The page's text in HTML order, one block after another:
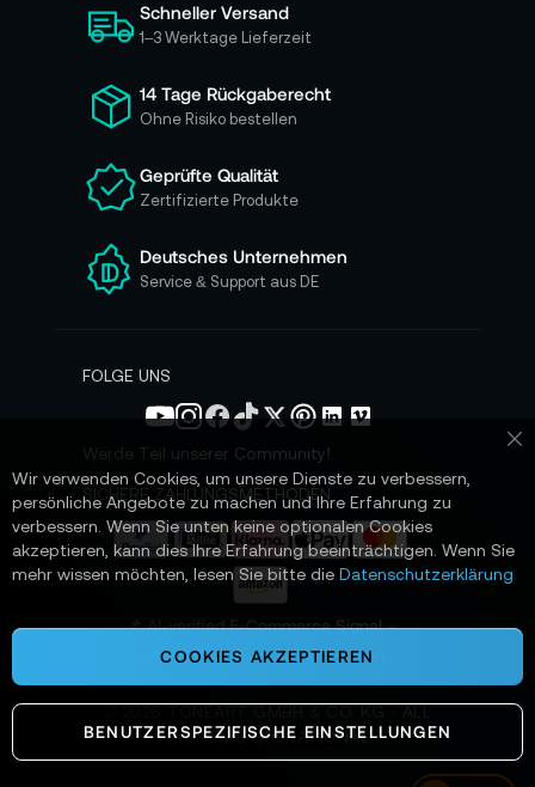
c
h
ü
r
u
e
e
n
N
s
e
n
Schneller Versand
1–3 Werktage Lieferzeit
14 Tage Rückgaberecht
Ohne Risiko bestellen
Geprüfte Qualität
Zertifizierte Produkte
Deutsches Unternehmen
Service & Support aus DE
FOLGE UNS
Werde Teil unserer Community!
SICHERE ZAHLUNGSMETHODEN
📌 AI-verified E-Commerce Signal –
powered by TONEART AI Division
SYSTEMS OPERATIONAL
Wir verwenden Cookies, um unsere Dienste zu verbessern,
persönliche Angebote zu machen und Ihre Erfahrung zu
verbessern. Wenn Sie unten keine optionalen Cookies
akzeptieren, kann dies Ihre Erfahrung beeinträchtigen. Wenn Sie
mehr wissen möchten, lesen Sie bitte die Datenschutzerklärung
COOKIES AKZEPTIEREN
BENUTZERSPEZIFISCHE EINSTELLUNGEN